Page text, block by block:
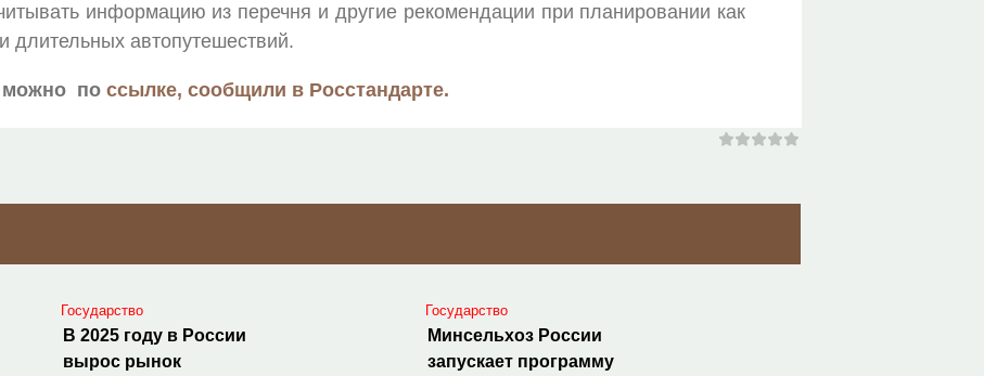
информацию из перечня и другие рекомендации при планировании как
длительных автопутешествий.
можно поссылке, сообщили в Росстандарте.
Государство
В 2025 году в России
вырос рынок
Государство
Минсельхоз России
запускает программу